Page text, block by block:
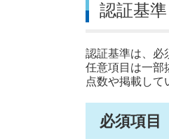
認証基準
認証基準は、必
任意項目は一部
点数や掲載して
必須項目